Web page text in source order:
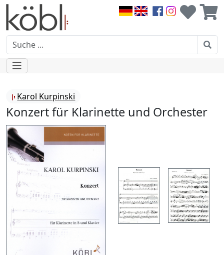
Karol Kurpinski
Konzert für Klarinette und Orchester